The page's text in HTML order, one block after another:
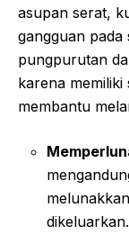
asupan serat,
gangguan
pungpurutan
karena
membantu
dikeluarkan.